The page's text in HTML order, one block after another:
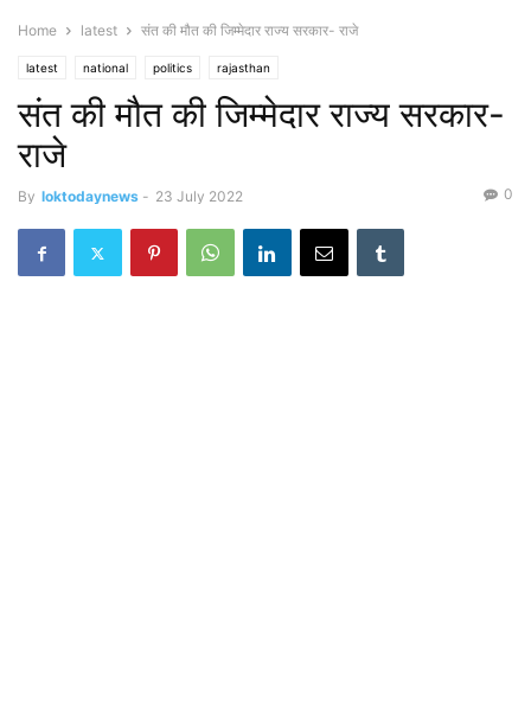
Home latest संत की मौत की जिम्मेदार राज्य सरकार- राजे
latest national politics rajasthan
संत की मौत की जिम्मेदार राज्य सरकार-
राजे
By loktodaynews - 23 July 2022 0